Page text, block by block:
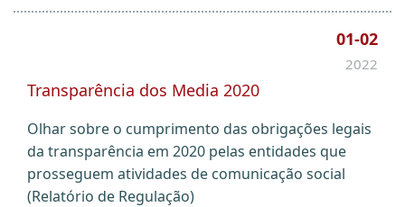
01-02
2022
Transparência dos Media 2020
Olhar sobre o cumprimento das obrigações legais
da transparência em 2020 pelas entidades que
prosseguem atividades de comunicação social
(Relatório de Regulação)